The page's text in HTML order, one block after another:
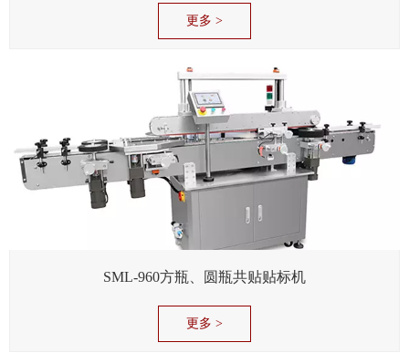
更多 >
SML-960方瓶、圆瓶共贴贴标机
更多 >